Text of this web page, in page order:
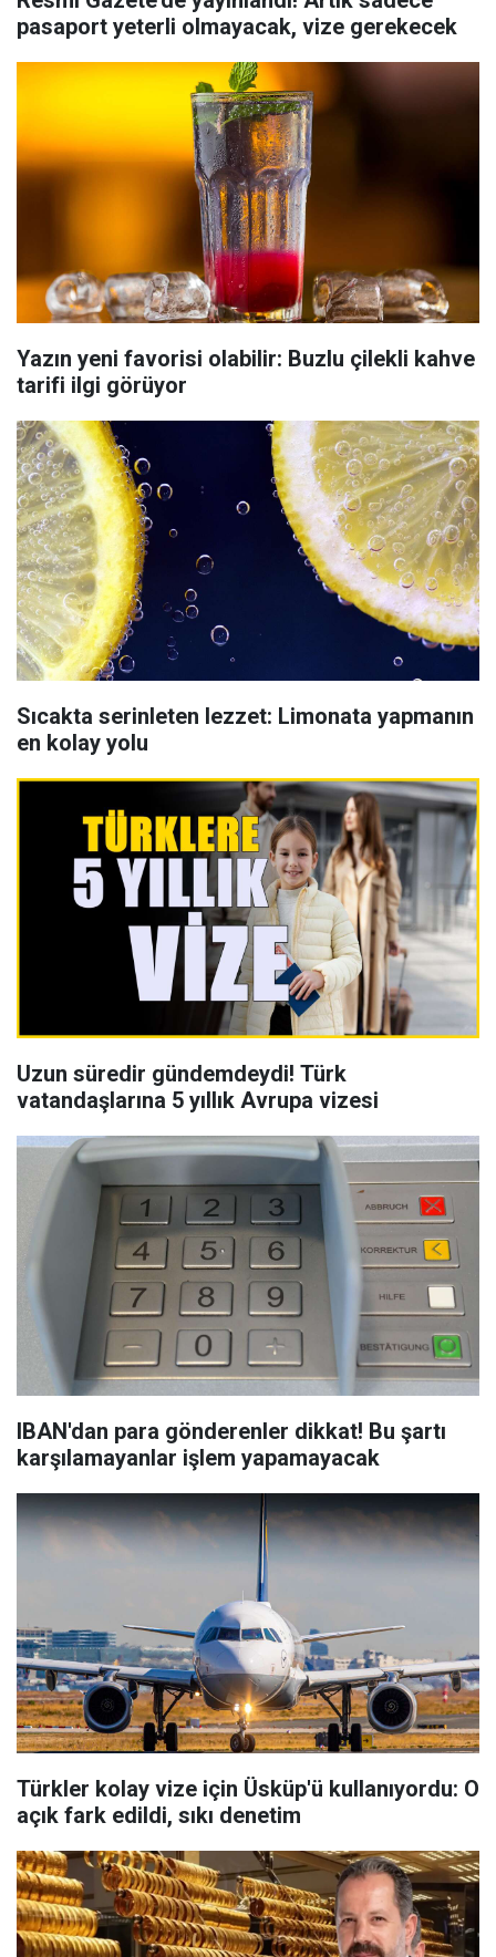
pasaport yeterli olmayacak, vize gerekecek
Yazın yeni favorisi olabilir: Buzlu çilekli kahve
tarifi ilgi görüyor
Sıcakta serinleten lezzet: Limonata yapmanın
en kolay yolu
Uzun süredir gündemdeydi! Türk
vatandaşlarına 5 yıllık Avrupa vizesi
IBAN'dan para gönderenler dikkat! Bu şartı
karşılamayanlar işlem yapamayacak
Türkler kolay vize için Üsküp'ü kullanıyordu: O
açık fark edildi, sıkı denetim